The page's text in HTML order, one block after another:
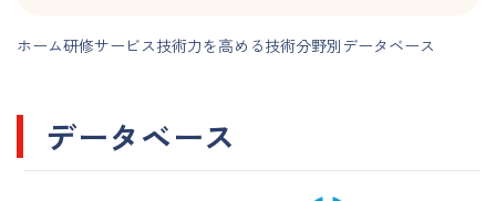
ホーム研修サービス技術力を高める技術分野別 データベース
データベース